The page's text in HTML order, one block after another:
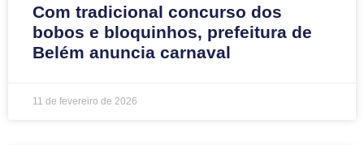
Com tradicional concurso dos
bobos e bloquinhos, prefeitura de
Belém anuncia carnaval
11 de fevereiro de 2026